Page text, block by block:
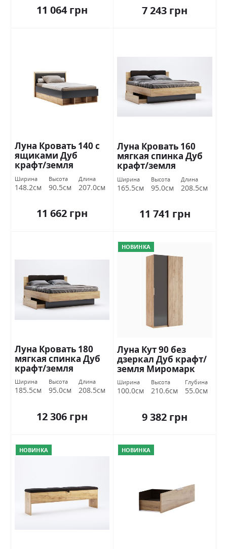
11 064 грн 7 243 грн
Луна Кровать 140 с
ящиками Дуб
крафт/земля
Миромарк
Ширина
148.2см
Высота
90.5см
Длина
207.0см
11 662 грн
Луна Кровать 160
мягкая спинка Дуб
крафт/земля
Миромарк
Ширина
165.5см
Высота
95.0см
Длина
208.5см
11 741 грн
Луна Кровать 180
мягкая спинка Дуб
крафт/земля
Миромарк
Ширина
185.5см
Высота
95.0см
Длина
208.5см
12 306 грн
НОВИНКА
Луна Кут 90 без
дзеркал Дуб крафт/
земля Миромарк
Ширина
100.0см
Высота
210.6см
Глубина
55.0см
9 382 грн
НОВИНКА НОВИНКА